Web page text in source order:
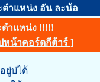
ตำแหน่ง อัน ละน้อ
ตำแหน่ง !!!!!
หน้าคอร์ดกีต้าร์ ]
ยู่บ่ได้